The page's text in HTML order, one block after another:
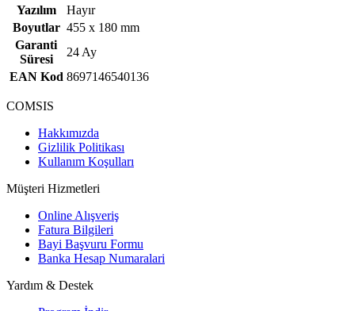
Yazılım
Hayır
Boyutlar 455 x 180 mm
Garanti
Süresi
24 Ay
EAN Kod 8697146540136
COMSIS
Hakkımızda
Gizlilik Politikası
Kullanım Koşulları
Müşteri Hizmetleri
Online Alışveriş
Fatura Bilgileri
Bayi Başvuru Formu
Banka Hesap Numaralari
Yardım & Destek